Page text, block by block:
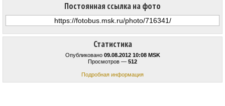
Статистика
Опубликовано 09.08.2012 10:08 MSK
Просмотров — 512
Подробная информация
Постоянная ссылка на фото